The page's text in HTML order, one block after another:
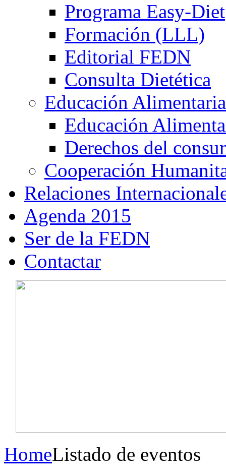
Programa Easy-Diet
Formación (LLL)
Editorial FEDN
Consulta Dietética
Educación Alimentaria
Educación
Derechos del
Cooperación
Relaciones
Agenda 2015
Ser de la FEDN
Contactar
HomeListado de eventos